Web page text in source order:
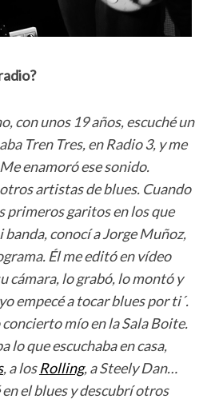
con unos 19 años, escuché un
Tren Tres, en Radio 3, y me
enamoró ese sonido.
artistas de blues. Cuando
primeros garitos en los que
banda, conocí a Jorge Muñoz,
Él me editó en vídeo
cámara, lo grabó, lo montó y
empecé a tocar blues por ti´.
mío en la Sala Boite.
lo que escuchaba en casa,
, a losRolling, a Steely Dan…
el blues y descubrí otros